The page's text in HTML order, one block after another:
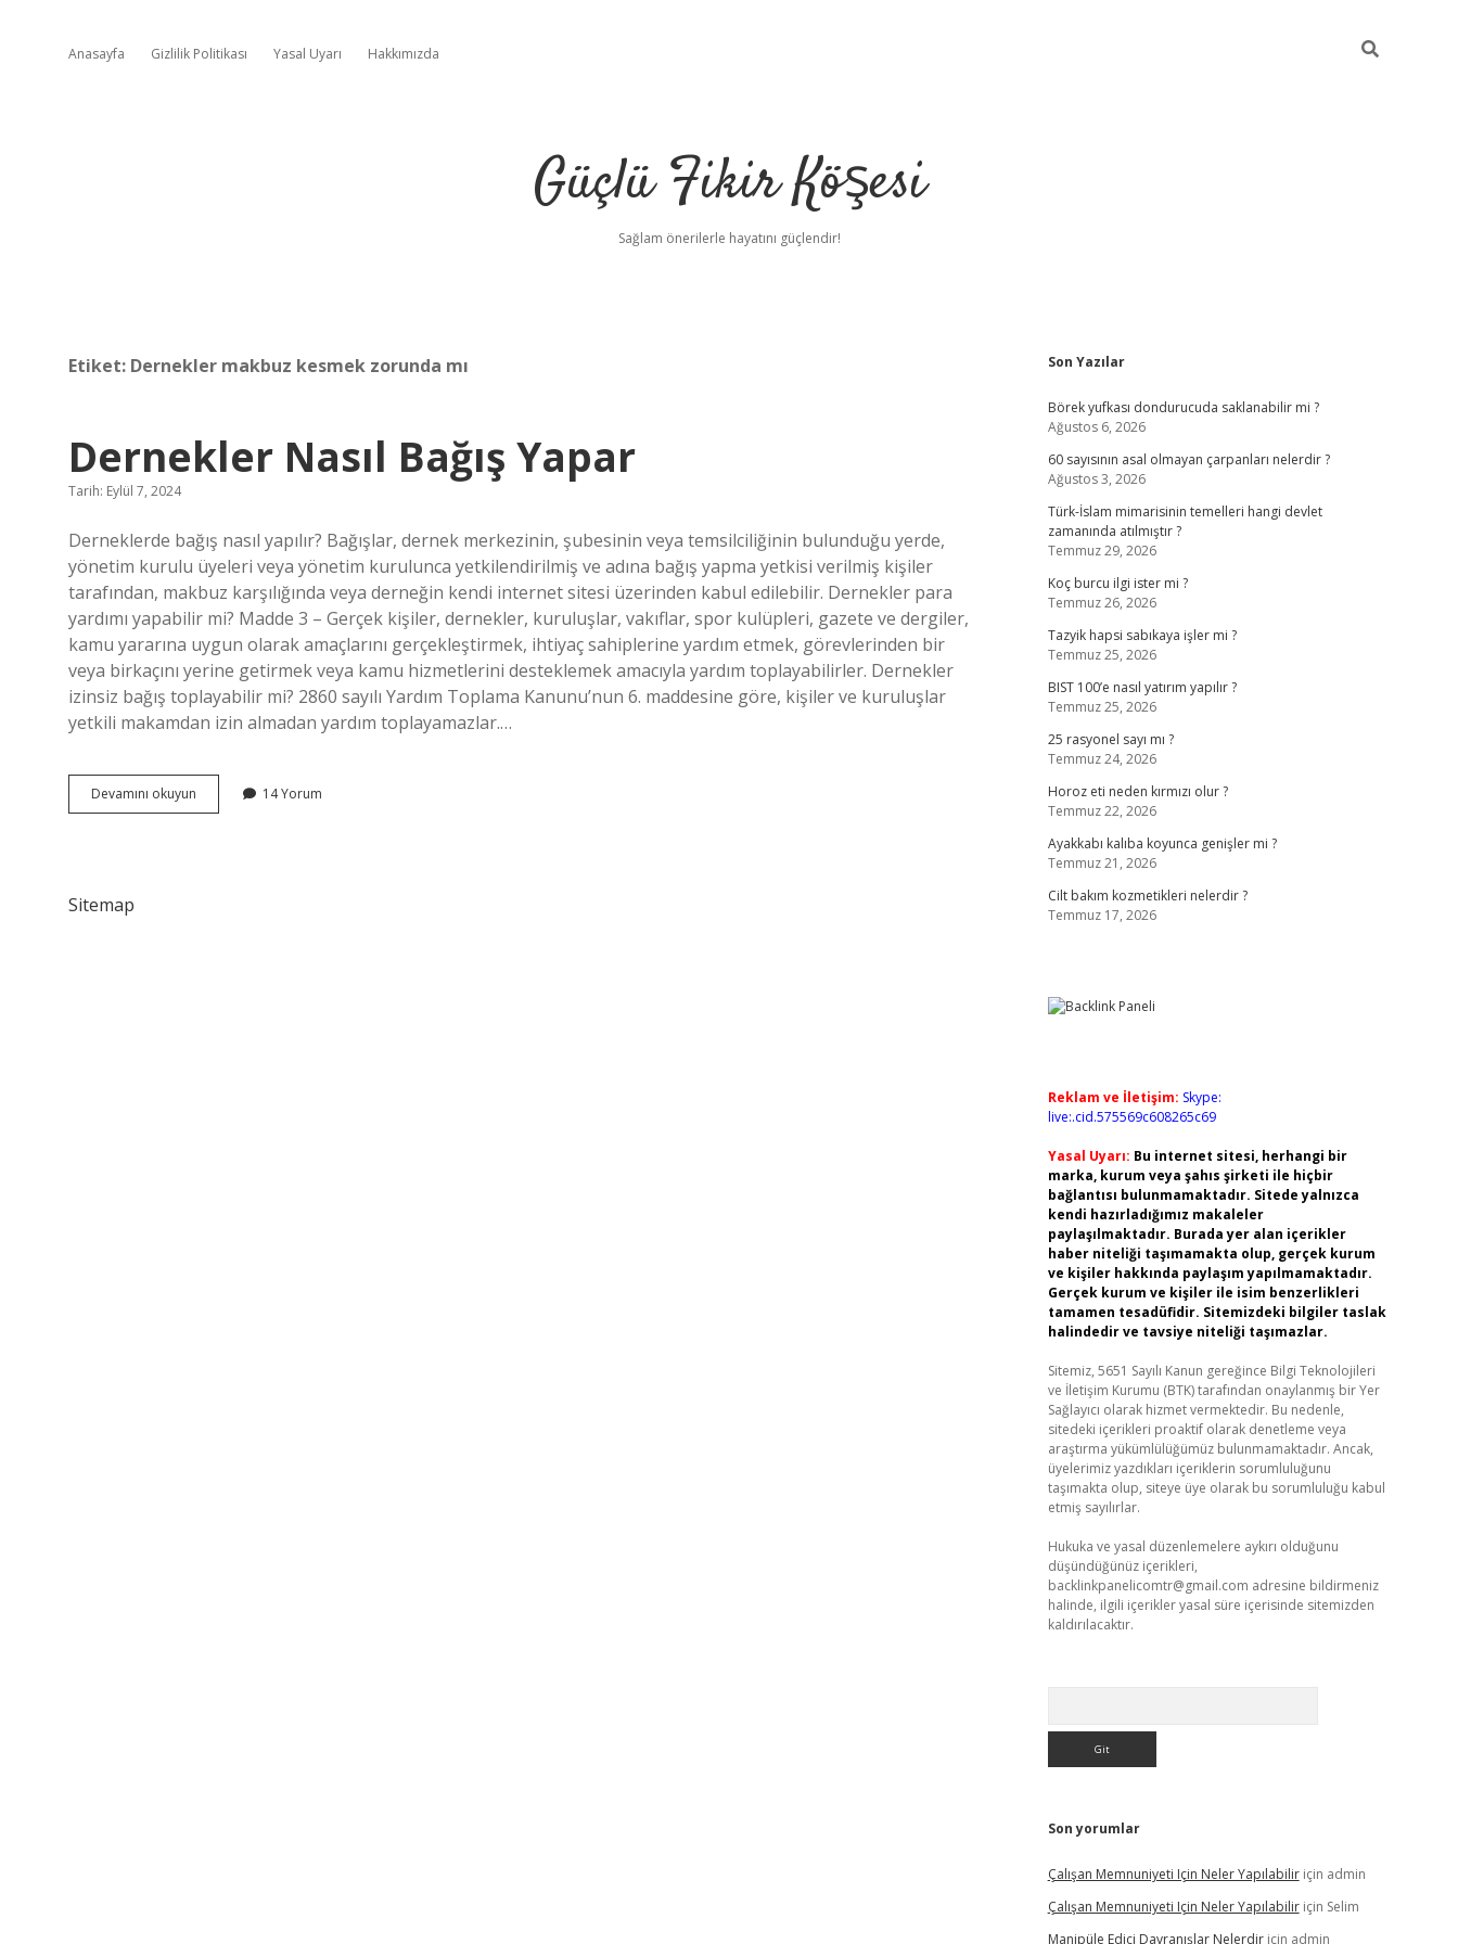
Anasayfa Gizlilik Politikası Yasal Uyarı Hakkımızda
Güçlü Fikir Köşesi
Sağlam önerilerle hayatını güçlendir!
Etiket: Dernekler makbuz kesmek zorunda mı
Dernekler Nasıl Bağış Yapar
Tarih: Eylül 7, 2024
Derneklerde bağış nasıl yapılır? Bağışlar, dernek merkezinin, şubesinin veya temsilciliğinin bulunduğu yerde,
yönetim kurulu üyeleri veya yönetim kurulunca yetkilendirilmiş ve adına bağış yapma yetkisi verilmiş kişiler
tarafından, makbuz karşılığında veya derneğin kendi internet sitesi üzerinden kabul edilebilir. Dernekler para
yardımı yapabilir mi? Madde 3 – Gerçek kişiler, dernekler, kuruluşlar, vakıflar, spor kulüpleri, gazete ve dergiler,
kamu yararına uygun olarak amaçlarını gerçekleştirmek, ihtiyaç sahiplerine yardım etmek, görevlerinden bir
veya birkaçını yerine getirmek veya kamu hizmetlerini desteklemek amacıyla yardım toplayabilirler. Dernekler
izinsiz bağış toplayabilir mi? 2860 sayılı Yardım Toplama Kanunu’nun 6. maddesine göre, kişiler ve kuruluşlar
yetkili makamdan izin almadan yardım toplayamazlar.…
Devamını okuyun Dernekler
Nasıl
14 Yorum
Sitemap
Sidebar
Son Yazılar
Börek yufkası dondurucuda saklanabilir mi ?
Ağustos 6, 2026
60 sayısının asal olmayan çarpanları nelerdir ?
Ağustos 3, 2026
Türk-İslam mimarisinin temelleri hangi devlet
zamanında atılmıştır ?
Temmuz 29, 2026
Koç burcu ilgi ister mi ?
Temmuz 26, 2026
Tazyik hapsi sabıkaya işler mi ?
Temmuz 25, 2026
BIST 100’e nasıl yatırım yapılır ?
Temmuz 25, 2026
25 rasyonel sayı mı ?
Temmuz 24, 2026
Horoz eti neden kırmızı olur ?
Temmuz 22, 2026
Ayakkabı kalıba koyunca genişler mi ?
Temmuz 21, 2026
Cilt bakım kozmetikleri nelerdir ?
Temmuz 17, 2026
Reklam ve İletişim: Skype:
live:.cid.575569c608265c69
Yasal Uyarı: Bu internet sitesi, herhangi bir
marka, kurum veya şahıs şirketi ile hiçbir
bağlantısı bulunmamaktadır. Sitede yalnızca
kendi hazırladığımız makaleler
paylaşılmaktadır. Burada yer alan içerikler
haber niteliği taşımamakta olup, gerçek kurum
ve kişiler hakkında paylaşım yapılmamaktadır.
Gerçek kurum ve kişiler ile isim benzerlikleri
tamamen tesadüfidir. Sitemizdeki bilgiler taslak
halindedir ve tavsiye niteliği taşımazlar.
Sitemiz, 5651 Sayılı Kanun gereğince Bilgi Teknolojileri
ve İletişim Kurumu (BTK) tarafından onaylanmış bir Yer
Sağlayıcı olarak hizmet vermektedir. Bu nedenle,
sitedeki içerikleri proaktif olarak denetleme veya
araştırma yükümlülüğümüz bulunmamaktadır. Ancak,
üyelerimiz yazdıkları içeriklerin sorumluluğunu
taşımakta olup, siteye üye olarak bu sorumluluğu kabul
etmiş sayılırlar.
Hukuka ve yasal düzenlemelere aykırı olduğunu
düşündüğünüz içerikleri,
backlinkpanelicomtr@gmail.com adresine bildirmeniz
halinde, ilgili içerikler yasal süre içerisinde sitemizden
kaldırılacaktır.
Son yorumlar
Çalışan Memnuniyeti Için Neler Yapılabiliriçin admin
Çalışan Memnuniyeti Için Neler Yapılabiliriçin Selim
Manipüle Edici Davranışlar Nelerdiriçin admin